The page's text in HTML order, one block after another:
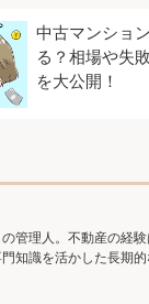
中古マンショ
る？相場や失
を大公開！
の管理人。不動産の経
知識を活かした長期的